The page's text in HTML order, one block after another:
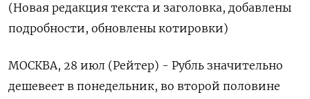
(Новая редакция текста и заголовка, добавлены
подробности, обновлены котировки)
МОСКВА, 28 июл (Рейтер) - Рубль значительно
дешевеет в понедельник, во второй половине